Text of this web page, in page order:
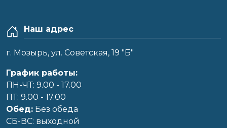
Наш адрес
г. Мозырь, ул. Советская, 19 "Б"
График работы:
ПН-ЧТ: 9.00 - 17.00
ПТ: 9.00 - 17.00
Обед: Без обеда
CБ-ВС: выходной